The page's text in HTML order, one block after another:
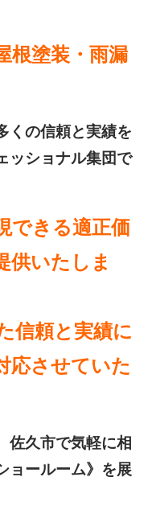
根塗装・雨漏
くの信頼と実績を
ッショナル集団で
できる適正価
供いたしま
信頼と実績に
応させていた
佐久市で気軽に相
ョールーム》を展